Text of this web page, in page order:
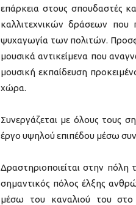
επάρκεια στους σπουδαστές
καλλιτεχνικών δράσεων που
ψυχαγωγία των πολιτών.
μουσικά αντικείμενα που
μουσική εκπαίδευση
χώρα.
Συνεργάζεται με όλους τους
έργο υψηλού επιπέδου μέσω
Δραστηριοποιείται στην πόλη
σημαντικός πόλος έλξης
μέσω του καναλιού του